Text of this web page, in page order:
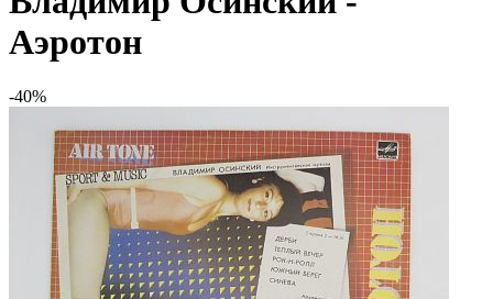
Аэротон
-40%